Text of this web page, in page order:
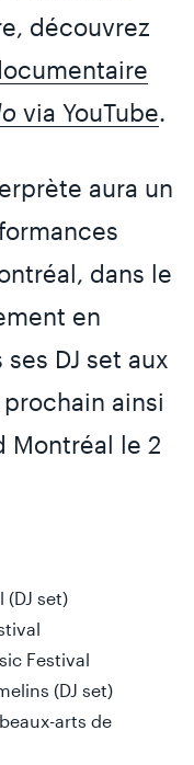
découvrez
via YouTube.
aura un
dans le
en
DJ set aux
ainsi
Montréal le 2
set)
Festival
(DJ set)
arts de